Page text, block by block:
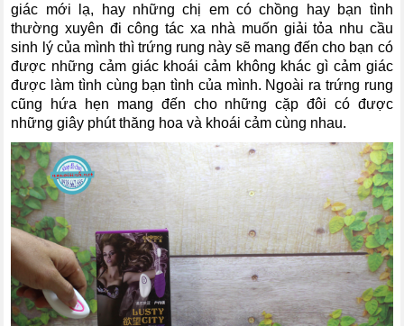
giác mới lạ, hay những chị em có chồng hay bạn tình
thường xuyên đi công tác xa nhà muốn giải tỏa nhu cầu
sinh lý của mình thì trứng rung này sẽ mang đến cho bạn có
được những cảm giác khoái cảm không khác gì cảm giác
được làm tình cùng bạn tình của mình. Ngoài ra trứng rung
cũng hứa hẹn mang đến cho những cặp đôi có được
những giây phút thăng hoa và khoái cảm cùng nhau.